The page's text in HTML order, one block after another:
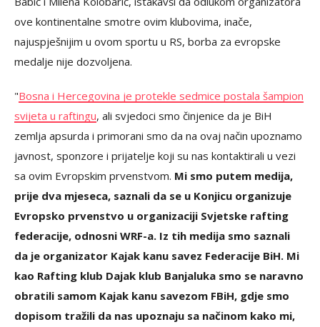
ove kontinentalne smotre ovim klubovima, inače,
najuspješnijim u ovom sportu u RS, borba za evropske
medalje nije dozvoljena.
"Bosna i Hercegovina je protekle sedmice postala šampion
svijeta u raftingu, ali svjedoci smo činjenice da je BiH
zemlja apsurda i primorani smo da na ovaj način upoznamo
javnost, sponzore i prijatelje koji su nas kontaktirali u vezi
sa ovim Evropskim prvenstvom. Mi smo putem medija,
prije dva mjeseca, saznali da se u Konjicu organizuje
Evropsko prvenstvo u organizaciji Svjetske rafting
federacije, odnosni WRF-a. Iz tih medija smo saznali
da je organizator Kajak kanu savez Federacije BiH. Mi
kao Rafting klub Dajak klub Banjaluka smo se naravno
obratili samom Kajak kanu savezom FBiH, gdje smo
dopisom tražili da nas upoznaju sa načinom kako mi,